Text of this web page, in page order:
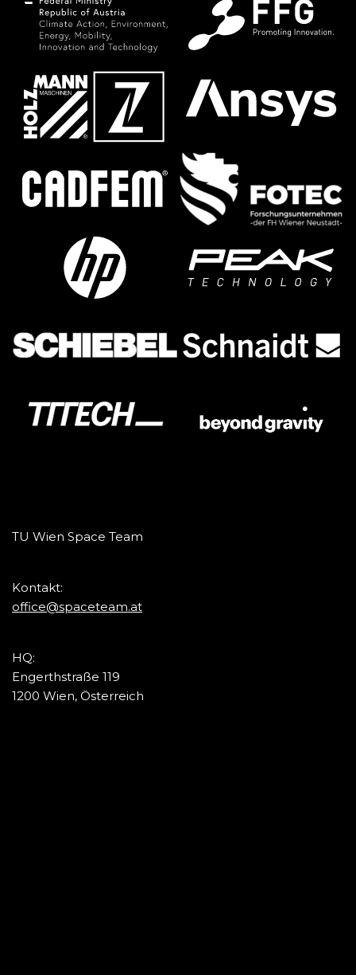
TU Wien Space Team
Kontakt:
office@spaceteam.at
HQ:
Engerthstraße 119
1200 Wien, Österreich